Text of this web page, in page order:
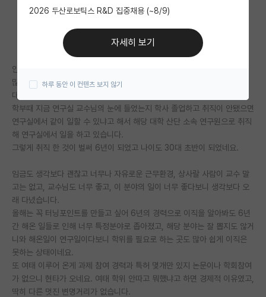
미국 유학 게시판
미국 대학원 합격 후기 게시판
대학원 합격 후기 게시판
연구실(PI) 홍보 게시판
석박사 채용 정보 게시판
학부 인턴 게시판
취업 게시판
임용 후기 게시판
PI 전용 게시판
인문사회 계열 게시판
안녕하세요.
많이 특이 케이스 일 것 같은데, 저는 30대 초반 남성이고 학사로 6년동안
대학 연구실에서 연구원으로 ISO 표준 연구일을 해왔습니다.
학부때 지금 연구실 교수님의 눈에 들었는지 학사 졸업하고 취직이 안됐으면
연구실에서 같이 일할 수 있냐고 해서 해당 대학 산단 소속 연구원으로 취직
해 연구실에서 일을 하고 있습니다.
그렇게 취직 한 것이 벌써 6년이 되었고 나이도 30대 초반이 되었네요.
임금도 생각보다 괜찮고 너무나 자유로운 근무환경, 상사랄 사람이 교수 말
고는 없고, 교수님도 너무 좋고, 이 분야의 일이 너무 좋다보니 생각보다 오
래 다녔습니다.
올해는 꼭 터닝포인트를 만들고 싶어 6년의 경력으로 이직을 알아봐도 6년
간 해온 일들로 인해 너무 특정분야로 좁아졌고, 해당 분야는 잘 뽑지도 않거
니와 해온일이 연구일이다보니 학위를 필요로 하는 곳도 많아 쉽게 이직은
못하는 상태이네요.
또 여태 이루어 온게 과제 참여 경력과 특허 몇개만 있지 논문이나 학회참여
가 없으니 현타가 오네요. 여태 학위 안따고 뭐했냐고 하면 경제적 이유였고,
딱히 다른 멋진 변명거리가 없습니다.
2026 두산로보틱스 R&D 집중채용 (~8/9)
자세히 보기
하루 동안 이 컨텐츠 보지 않기